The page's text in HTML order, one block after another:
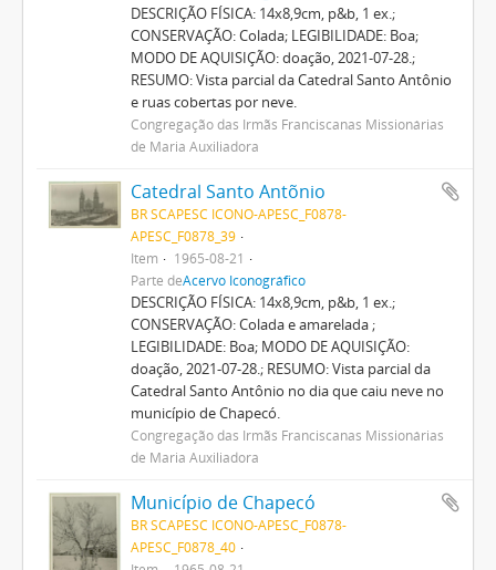
DESCRIÇÃO FÍSICA: 14x8,9cm, p&b, 1 ex.;
CONSERVAÇÃO: Colada; LEGIBILIDADE: Boa;
MODO DE AQUISIÇÃO: doação, 2021-07-28.;
RESUMO: Vista parcial da Catedral Santo Antônio
e ruas cobertas por neve.
Congregação das Irmãs Franciscanas Missionárias
de Maria Auxiliadora
Catedral Santo Antõnio
BR SCAPESC ICONO-APESC_F0878-
APESC_F0878_39
Item
1965-08-21
Parte deAcervo Iconográfico
DESCRIÇÃO FÍSICA: 14x8,9cm, p&b, 1 ex.;
CONSERVAÇÃO: Colada e amarelada ;
LEGIBILIDADE: Boa; MODO DE AQUISIÇÃO:
doação, 2021-07-28.; RESUMO: Vista parcial da
Catedral Santo Antônio no dia que caiu neve no
município de Chapecó.
Congregação das Irmãs Franciscanas Missionárias
de Maria Auxiliadora
Município de Chapecó
BR SCAPESC ICONO-APESC_F0878-
APESC_F0878_40